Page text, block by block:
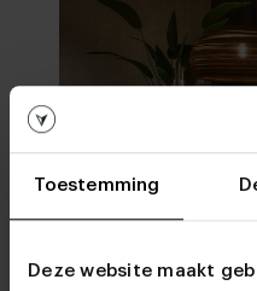
Toestemming
Deze website maakt